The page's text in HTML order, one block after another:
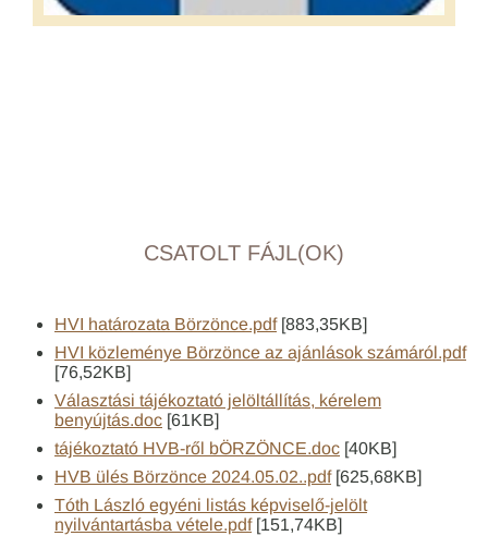
CSATOLT FÁJL(OK)
HVI határozata Börzönce.pdf[883,35KB]
HVI közleménye Börzönce az ajánlások számáról.pdf
[76,52KB]
Választási tájékoztató jelöltállítás, kérelem
benyújtás.doc [61KB]
tájékoztató HVB-ről bÖRZÖNCE.doc [40KB]
HVB ülés Börzönce 2024.05.02..pdf[625,68KB]
Tóth László egyéni listás képviselő-jelölt
nyilvántartásba vétele.pdf[151,74KB]